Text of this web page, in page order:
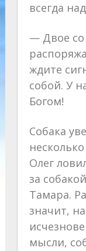
всегда
— Двое со
ждите
собой. У
Богом!
Собака
Олег
за
Тамара.
значит,
мысли,